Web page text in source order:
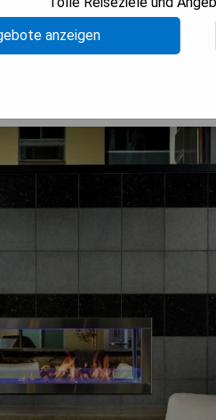
ANZEIGEN
anzeigen